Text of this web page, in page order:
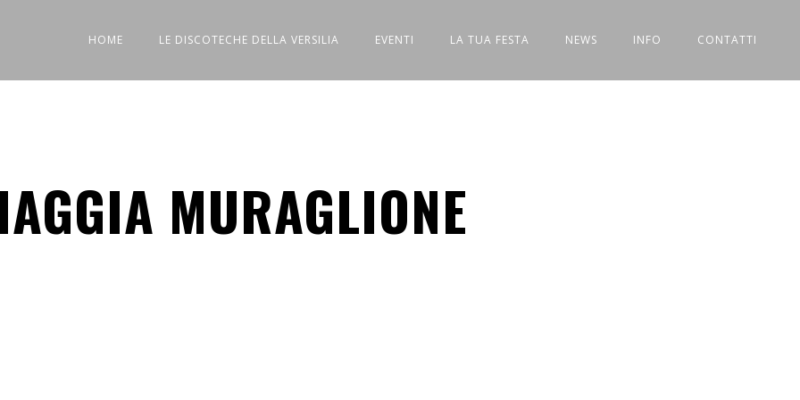
HOME LE DISCOTECHE DELLA VERSILIA EVENTI LA TUA FESTA NEWS INFO CONTATTI
MURAGLIONE